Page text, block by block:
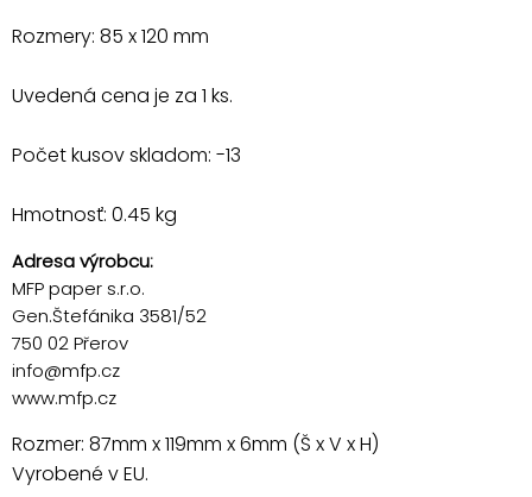
Rozmery: 85 x 120 mm
Uvedená cena je za 1 ks.
Počet kusov skladom: -13
Hmotnosť: 0.45 kg
Adresa výrobcu:
MFP paper s.r.o.
Gen.Štefánika 3581/52
750 02 Přerov
info@mfp.cz
www.mfp.cz
Rozmer: 87mm x 119mm x 6mm (Š x V x H)
Vyrobené v EU.